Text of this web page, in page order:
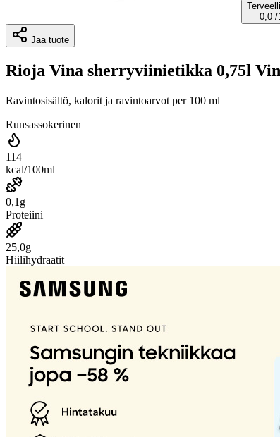
0,0 /
Jaa tuote
Rioja Vina sherryviinietikka 0,75l
Ravintosisältö, kalorit ja ravintoarvot per 100 ml
Runsassokerinen
114
kcal/100ml
0,1g
Proteiini
25,0g
Hiilihydraatit